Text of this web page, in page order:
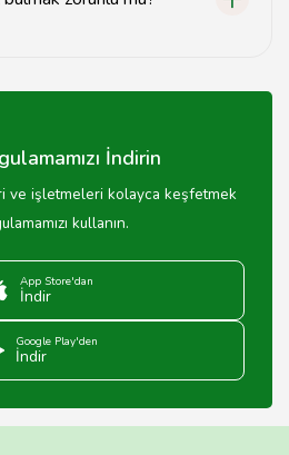
Şahitlerin, 18 yaşını
İndirin
ve işletmeleri kolayca keşfetmek
kullanın.
App Store'dan
İndir
Google Play'den
İndir